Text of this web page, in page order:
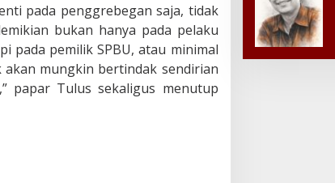
pada penggrebegan saja, tidak
bukan hanya pada pelaku
pada pemilik SPBU, atau minimal
akan mungkin bertindak sendirian
papar Tulus sekaligus menutup